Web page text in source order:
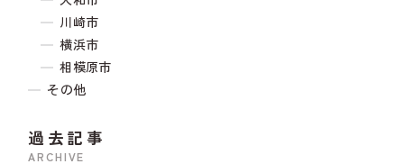
川崎市
横浜市
相模原市
その他
過去記事
ARCHIVE